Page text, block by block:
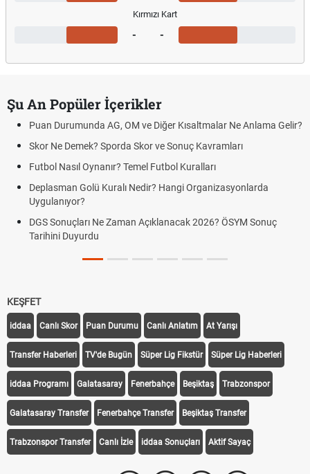
Kırmızı Kart
- -
Şu An Popüler İçerikler
Puan Durumunda AG, OM ve Diğer Kısaltmalar Ne Anlama Gelir?
Skor Ne Demek? Sporda Skor ve Sonuç Kavramları
Futbol Nasıl Oynanır? Temel Futbol Kuralları
Deplasman Golü Kuralı Nedir? Hangi Organizasyonlarda
Uygulanıyor?
DGS Sonuçları Ne Zaman Açıklanacak 2026? ÖSYM Sonuç
Tarihini Duyurdu
KEŞFET
iddaa Canlı Skor Puan Durumu Canlı Anlatım At Yarışı
Transfer Haberleri TV'de Bugün Süper Lig Fikstür Süper Lig Haberleri
iddaa Programı Galatasaray Fenerbahçe Beşiktaş Trabzonspor
Galatasaray Transfer Fenerbahçe Transfer Beşiktaş Transfer
Trabzonspor Transfer Canlı İzle iddaa Sonuçları Aktif Sayaç